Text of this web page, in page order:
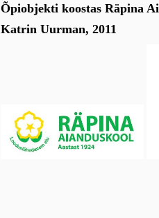
Õpiobjekti koostas Räpina
Katrin Uurman, 2011